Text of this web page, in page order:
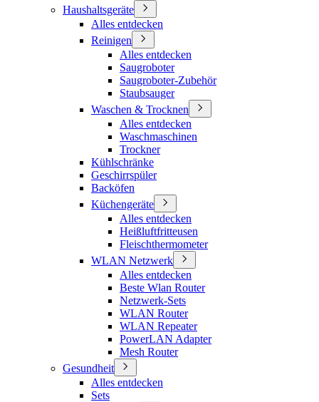
Haushaltsgeräte
Alles entdecken
Reinigen
Alles entdecken
Saugroboter
Saugroboter-Zubehör
Staubsauger
Waschen & Trocknen
Alles entdecken
Waschmaschinen
Trockner
Kühlschränke
Geschirrspüler
Backöfen
Küchengeräte
Alles entdecken
Heißluftfritteusen
Fleischthermometer
WLAN Netzwerk
Alles entdecken
Beste Wlan Router
Netzwerk-Sets
WLAN Router
WLAN Repeater
PowerLAN Adapter
Mesh Router
Gesundheit
Alles entdecken
Sets